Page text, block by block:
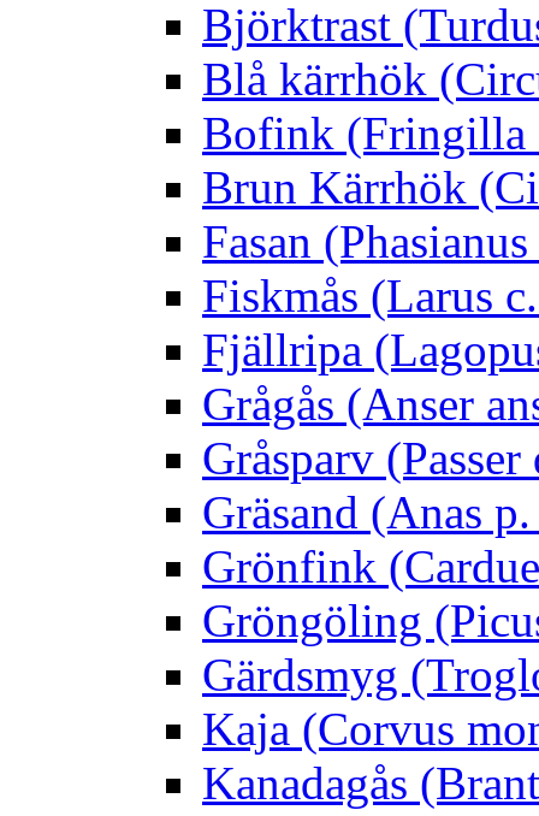
Björktrast
Blå kärrhök
Bofink (Fringilla
Brun Kärrhök
Fasan
Fiskmås (Larus
Fjällripa
Grågås (Anser
Gråsparv
Gräsand (Anas
Grönfink
Gröngöling
Gärdsmyg
Kaja (Corvus
Kanadagås